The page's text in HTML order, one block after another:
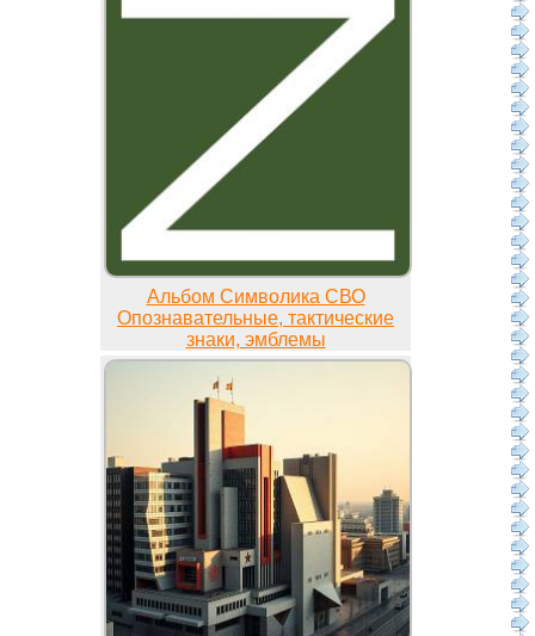
Альбом Символика СВО
Опознавательные, тактические
знаки, эмблемы